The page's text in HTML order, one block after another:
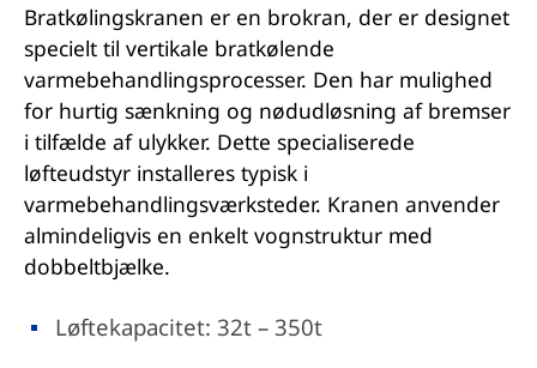
Bratkølingskranen er en brokran, der er designet
specielt til vertikale bratkølende
varmebehandlingsprocesser. Den har mulighed
for hurtig sænkning og nødudløsning af bremser
i tilfælde af ulykker. Dette specialiserede
løfteudstyr installeres typisk i
varmebehandlingsværksteder. Kranen anvender
almindeligvis en enkelt vognstruktur med
dobbeltbjælke.
Løftekapacitet: 32t – 350t